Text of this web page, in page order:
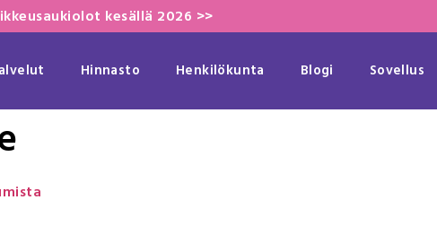
kesällä 2026 >>
Hinnasto Henkilökunta Blogi Sovellus